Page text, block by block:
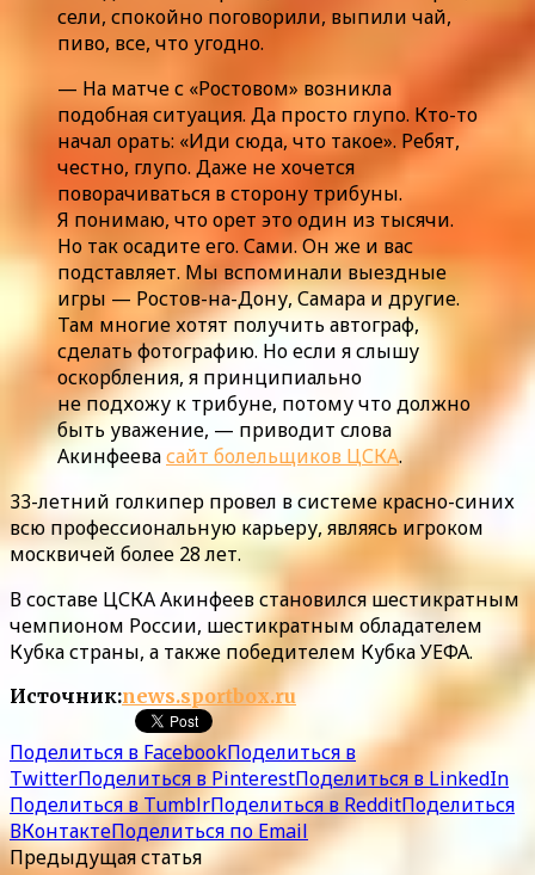
сели, спокойно поговорили, выпили чай,
пиво, все, что угодно.
— На матче с «Ростовом» возникла
подобная ситуация. Да просто глупо. Кто-то
начал орать: «Иди сюда, что такое». Ребят,
честно, глупо. Даже не хочется
поворачиваться в сторону трибуны.
Я понимаю, что орет это один из тысячи.
Но так осадите его. Сами. Он же и вас
подставляет. Мы вспоминали выездные
игры — Ростов-на-Дону, Самара и другие.
Там многие хотят получить автограф,
сделать фотографию. Но если я слышу
оскорбления, я принципиально
не подхожу к трибуне, потому что должно
быть уважение, — приводит слова
Акинфеевасайт болельщиков ЦСКА.
33-летний голкипер провел в системе красно-синих
всю профессиональную карьеру, являясь игроком
москвичей более 28 лет.
В составе ЦСКА Акинфеев становился шестикратным
чемпионом России, шестикратным обладателем
Кубка страны, а также победителем Кубка УЕФА.
Источник:news.sportbox.ru
Поделиться в FacebookПоделиться в
TwitterПоделиться в PinterestПоделиться в LinkedIn
Поделиться в TumblrПоделиться в RedditПоделиться
ВКонтактеПоделиться по Email
Предыдущая статья